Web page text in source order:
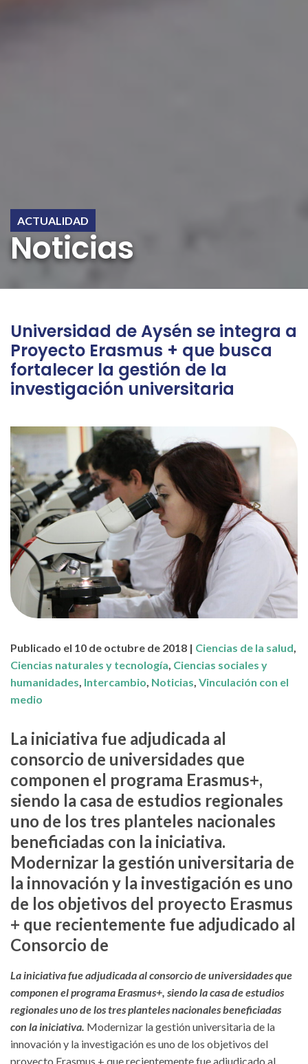
ACTUALIDAD
Noticias
Universidad de Aysén se integra a
Proyecto Erasmus + que busca
fortalecer la gestión de la
investigación universitaria
Publicado el 10 de octubre de 2018 | Ciencias de la salud,
Ciencias naturales y tecnología, Ciencias sociales y
humanidades, Intercambio, Noticias, Vinculación con el
medio
La iniciativa fue adjudicada al
consorcio de universidades que
componen el programa Erasmus+,
siendo la casa de estudios regionales
uno de los tres planteles nacionales
beneficiadas con la iniciativa.
Modernizar la gestión universitaria de
la innovación y la investigación es uno
de los objetivos del proyecto Erasmus
+ que recientemente fue adjudicado al
Consorcio de
La iniciativa fue adjudicada al consorcio de universidades que
componen el programa Erasmus+, siendo la casa de estudios
regionales uno de los tres planteles nacionales beneficiadas
con la iniciativa. Modernizar la gestión universitaria de la
innovación y la investigación es uno de los objetivos del
proyecto Erasmus + que recientemente fue adjudicado al